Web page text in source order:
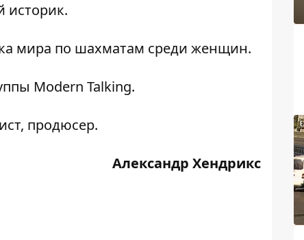
историк.
мира по шахматам среди женщин.
Modern Talking.
продюсер.
Александр Хендрикс